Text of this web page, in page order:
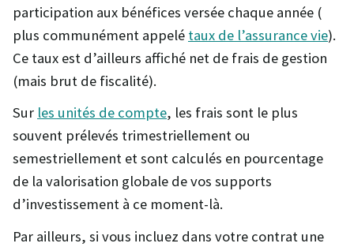
participation aux bénéfices versée chaque année (
plus communément appelé taux de l’assurance vie).
Ce taux est d’ailleurs affiché net de frais de gestion
(mais brut de fiscalité).
Sur les unités de compte, les frais sont le plus
souvent prélevés trimestriellement ou
semestriellement et sont calculés en pourcentage
de la valorisation globale de vos supports
d’investissement à ce moment-là.
Par ailleurs, si vous incluez dans votre contrat une